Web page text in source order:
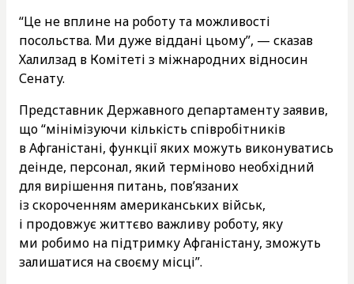
“Це не вплине на роботу та можливості
посольства. Ми дуже віддані цьому”, — сказав
Халилзад в Комітеті з міжнародних відносин
Сенату.
Представник Державного департаменту заявив,
що “мінімізуючи кількість співробітників
в Афганістані, функції яких можуть виконуватись
деінде, персонал, який терміново необхідний
для вирішення питань, пов’язаних
із скороченням американських військ,
і продовжує життєво важливу роботу, яку
ми робимо на підтримку Афганістану, зможуть
залишатися на своєму місці”.